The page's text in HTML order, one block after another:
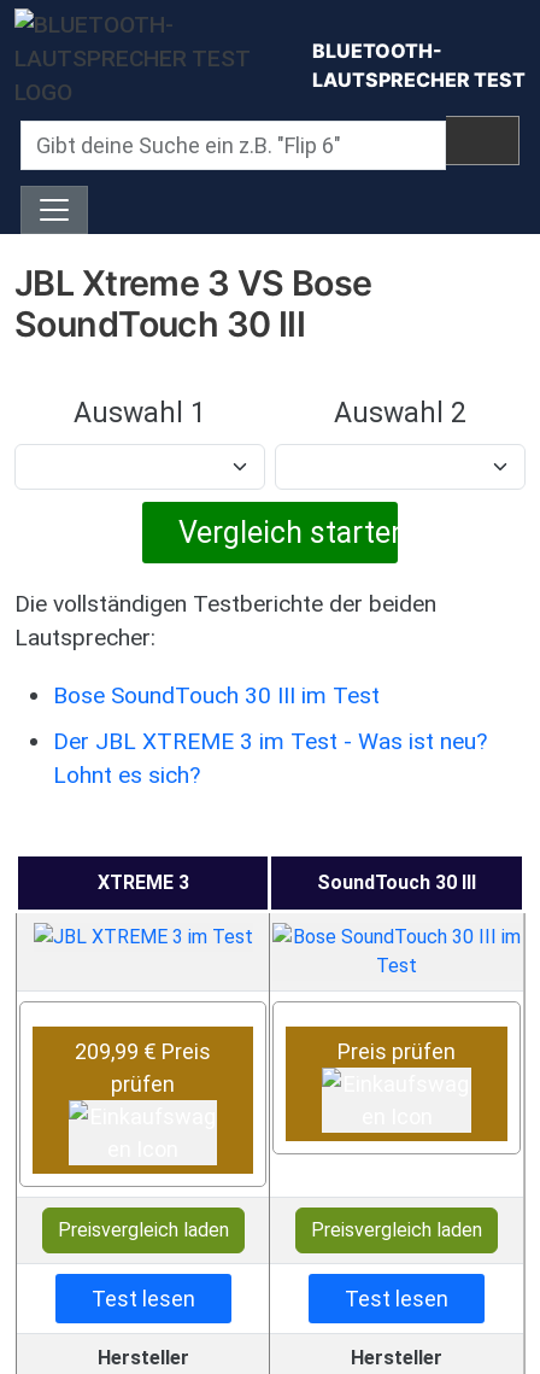
Direkt zum Inhalt
BLUETOOTH-
LAUTSPRECHER TEST
JBL Xtreme 3 VS Bose
SoundTouch 30 III
Auswahl 1 Auswahl 2
Die vollständigen Testberichte der beiden
Lautsprecher:
Bose SoundTouch 30 III im Test
Der JBL XTREME 3 im Test - Was ist neu?
Lohnt es sich?
XTREME 3 SoundTouch 30 III
209,99 € Preis
prüfen
Preis prüfen
Preisvergleich laden Preisvergleich laden
Test lesen Test lesen
Hersteller
Hersteller